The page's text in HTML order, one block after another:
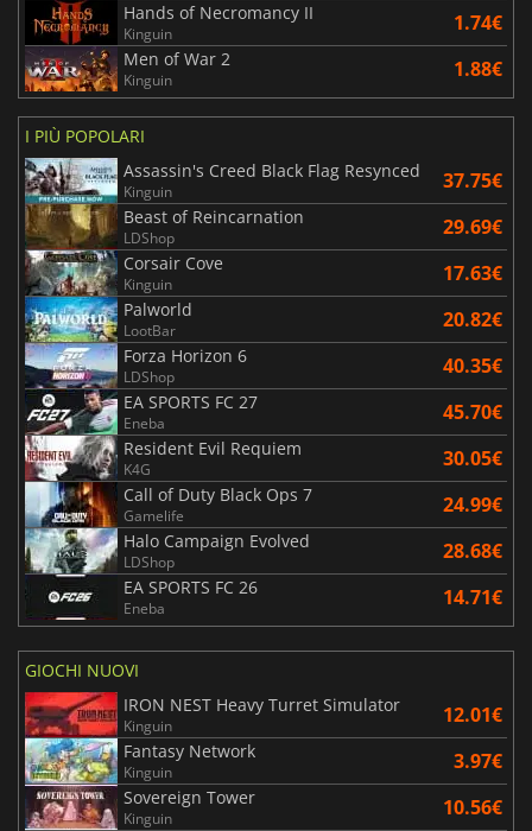
Hands of Necromancy II
Kinguin 1.74€
Men of War 2
Kinguin 1.88€
I PIÙ POPOLARI
Assassin's Creed Black Flag Resynced
Kinguin 37.75€
Beast of Reincarnation
LDShop 29.69€
Corsair Cove
Kinguin 17.63€
Palworld
LootBar 20.82€
Forza Horizon 6
LDShop 40.35€
EA SPORTS FC 27
Eneba 45.70€
Resident Evil Requiem
K4G 30.05€
Call of Duty Black Ops 7
Gamelife 24.99€
Halo Campaign Evolved
LDShop 28.68€
EA SPORTS FC 26
Eneba 14.71€
GIOCHI NUOVI
IRON NEST Heavy Turret Simulator
Kinguin 12.01€
Fantasy Network
Kinguin 3.97€
Sovereign Tower
Kinguin 10.56€